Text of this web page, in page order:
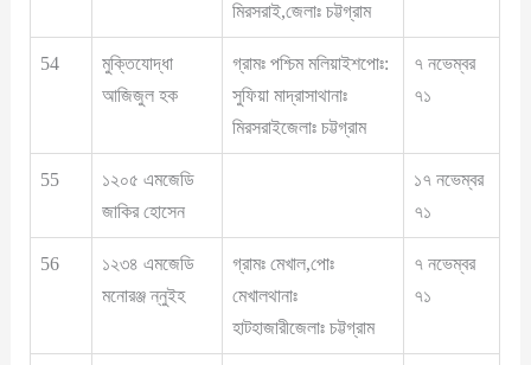
মিরসরাই,জেলাঃ চট্টগ্রাম
54
মুক্তিযোদ্ধা
আজিজুল হক
গ্রামঃ পশ্চিম মলিয়াইশপোঃ:
সুফিয়া মাদ্রাসাথানাঃ
মিরসরাইজেলাঃ চট্টগ্রাম
৭ নভেম্বর
৭১
55
১২০৫ এমজেডি
জাকির হোসেন
১৭ নভেম্বর
৭১
56
১২৩৪ এমজেডি
মনোরঞ্জ ন্নুইহ
গ্রামঃ মেখাল,পোঃ
মেখালথানাঃ
হাটহাজারীজেলাঃ চট্টগ্রাম
৭ নভেম্বর
৭১